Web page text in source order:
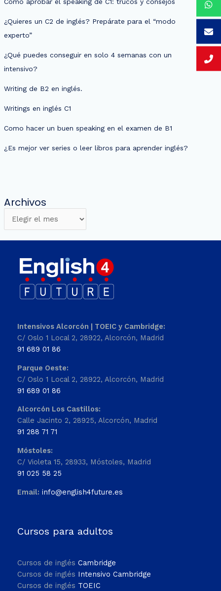
¿Quieres un C2 de inglés? Prepárate para el “modo
experto”
¿Qué puedes conseguir en solo 4 semanas con un
intensivo?
Writing de B2 en inglés.
Writings en inglés C1
Como hacer un buen speaking en el examen de B1
¿Es mejor ver series o leer libros para aprender inglés?
Archivos
Intensivos Alcorcón | TOEIC y Cambridge:
C/ Oslo 1 Local 2, 28922, Alcorcón, Madrid
91 689 01 86
Parque Oeste:
C/ Oslo 1 Local 2, 28922, Alcorcón, Madrid
91 689 01 86
Alcorcón Los Castillos:
Calle Jacinto 2, 28925, Alcorcón, Madrid
91 288 71 71
Móstoles:
C/ Violeta 15, 28933, Móstoles, Madrid
91 025 58 25
Email: info@english4future.es
Cursos para adultos
Cursos de inglés Cambridge
Cursos de inglés Intensivo Cambridge
Cursos de inglés TOEIC